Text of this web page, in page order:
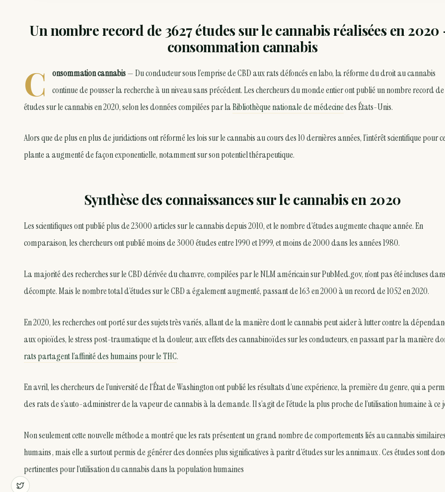
Un nombre record de 3627 études sur le cannabis réalisées en
consommation cannabis
C onsommation cannabis— Du conducteur sous l’emprise de CBD aux rats défoncés en labo, la réforme du droit au cannabis
continue de pousser la recherche à un niveau sans précédent. Les chercheurs du monde entier ont publié un nombre record
études sur le cannabis en 2020, selon les données compilées par laBibliothèque nationale de médecinedes États-Unis.
Alors que de plus en plus de juridictions ont réformé les lois sur le cannabis au cours des 10 dernières années, l’intérêt scientifique pour
plante a augmenté de façon exponentielle, notamment sur son potentiel thérapeutique.
Synthèse des connaissances sur le cannabis en 2020
Les scientifiques ont publié plus de 23000 articles sur le cannabis depuis 2010, et le nombre d’études augmente chaque année. En
comparaison, les chercheurs ont publié moins de 3000 études entre 1990 et 1999, et moins de 2000 dans les années 1980.
La majorité des recherches sur le CBD dérivée du chanvre, compilées par le NLM américain sur PubMed.gov, n’ont pas été incluses
décompte. Mais le nombre total d’études sur le CBD a également augmenté, passant de 163 en 2000 à un record de 1052 en 2020.
En 2020, les recherches ont porté sur des sujets très variés, allant de la manière dont le cannabis peut aider à lutter contre la
aux opioïdes, le stress post-traumatique et la douleur, aux effets des cannabinoïdes sur les conducteurs, en passant par la manière
rats partagent l’affinité des humains pour le THC.
En avril, les chercheurs de l’université de l’État de Washington ont publié les résultats d’une expérience, la première du genre, qui a
des rats de s’auto-administrer de la vapeur de cannabis à la demande. Il s’agit de l’étude la plus proche de l’utilisation humaine à ce
Non seulement cette nouvelle méthode a montré que les rats présentent un grand nombre de comportements liés au cannabis
humains , mais elle a surtout permis de générer des données plus significatives à paritr d’études sur les annimaux . Ces études sont
pertinentes pour l’utilisation du cannabis dans la population humaines